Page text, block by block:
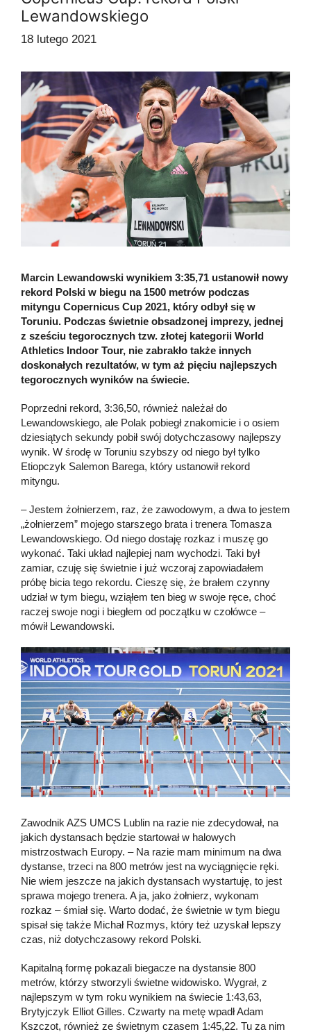
Lewandowskiego
18 lutego 2021
Marcin Lewandowski wynikiem 3:35,71 ustanowił nowy
rekord Polski w biegu na 1500 metrów podczas
mityngu Copernicus Cup 2021, który odbył się w
Toruniu. Podczas świetnie obsadzonej imprezy, jednej
z sześciu tegorocznych tzw. złotej kategorii World
Athletics Indoor Tour, nie zabrakło także innych
doskonałych rezultatów, w tym aż pięciu najlepszych
tegorocznych wyników na świecie.
Poprzedni rekord, 3:36,50, również należał do
Lewandowskiego, ale Polak pobiegł znakomicie i o osiem
dziesiątych sekundy pobił swój dotychczasowy najlepszy
wynik. W środę w Toruniu szybszy od niego był tylko
Etiopczyk Salemon Barega, który ustanowił rekord
mityngu.
– Jestem żołnierzem, raz, że zawodowym, a dwa to jestem
„żołnierzem” mojego starszego brata i trenera Tomasza
Lewandowskiego. Od niego dostaję rozkaz i muszę go
wykonać. Taki układ najlepiej nam wychodzi. Taki był
zamiar, czuję się świetnie i już wczoraj zapowiadałem
próbę bicia tego rekordu. Cieszę się, że brałem czynny
udział w tym biegu, wziąłem ten bieg w swoje ręce, choć
raczej swoje nogi i biegłem od początku w czołówce –
mówił Lewandowski.
Zawodnik AZS UMCS Lublin na razie nie zdecydował, na
jakich dystansach będzie startował w halowych
mistrzostwach Europy. – Na razie mam minimum na dwa
dystanse, trzeci na 800 metrów jest na wyciągnięcie ręki.
Nie wiem jeszcze na jakich dystansach wystartuję, to jest
sprawa mojego trenera. A ja, jako żołnierz, wykonam
rozkaz – śmiał się. Warto dodać, że świetnie w tym biegu
spisał się także Michał Rozmys, który też uzyskał lepszy
czas, niż dotychczasowy rekord Polski.
Kapitalną formę pokazali biegacze na dystansie 800
metrów, którzy stworzyli świetne widowisko. Wygrał, z
najlepszym w tym roku wynikiem na świecie 1:43,63,
Brytyjczyk Elliot Gilles. Czwarty na metę wpadł Adam
Kszczot, również ze świetnym czasem 1:45,22. Tu za nim